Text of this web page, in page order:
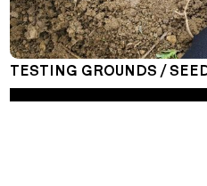
TESTING GROUNDS /